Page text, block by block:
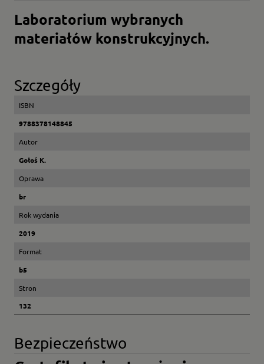
Laboratorium wybranych
materiałów konstrukcyjnych.
Szczegóły
ISBN
9788378148845
Autor
Gołoś K.
Oprawa
br
Rok wydania
2019
Format
b5
Stron
132
Bezpieczeństwo